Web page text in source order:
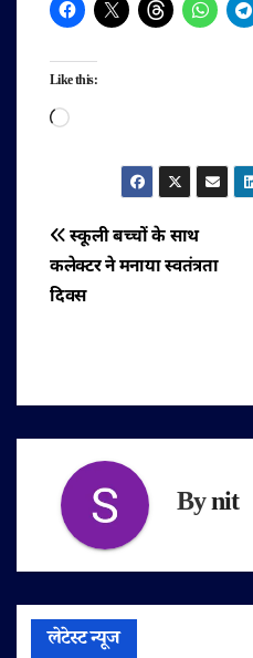
Like this:
Loading…
पोस्ट
नेविगेशन
स्कूली बच्चों के साथ
कलेक्टर ने मनाया स्वतंत्रता
दिवस
Bynit
लेटेस्ट न्यूज